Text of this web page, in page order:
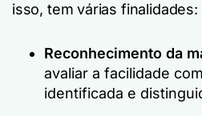
isso, tem várias finalidades:
Reconhecimento da
avaliar a facilidade
identificada e